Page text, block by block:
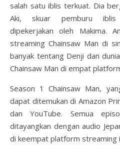
salah satu iblis terkuat. Dia
Aki, skuar pemburu iblis
dipekerjakan oleh Makima.
streaming Chainsaw Man di
banyak tentang Denji dan
Chainsaw Man di empat
Season 1 Chainsaw Man,
dapat ditemukan di Amazon
dan YouTube. Semua
ditayangkan dengan audio
di keempat platform streaming